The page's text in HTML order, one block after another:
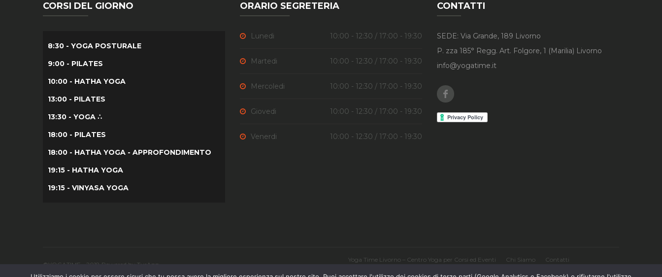
CORSI DEL GIORNO
8:30 - YOGA POSTURALE
9:00 - PILATES
10:00 - HATHA YOGA
13:00 - PILATES
13:30 - YOGA ∴
18:00 - PILATES
18:00 - HATHA YOGA - APPROFONDIMENTO
19:15 - HATHA YOGA
19:15 - VINYASA YOGA
ORARIO SEGRETERIA
Lunedi 10:00 - 12:30 / 17:00 - 19:30
Martedi 10:00 - 12:30 / 17:00 - 19:30
Mercoledi 10:00 - 12:30 / 17:00 - 19:30
Giovedi 10:00 - 12:30 / 17:00 - 19:30
Venerdi 10:00 - 12:30 / 17:00 - 19:30
CONTATTI
SEDE: Via Grande, 189 Livorno
P. zza 185° Regg. Art. Folgore, 1 (Marilia) Livorno
info@yogatime.it
©YOGATIME - 2018 Powered by TurApp
Yoga Time Livorno – Centro Yoga per Corsi ed Eventi Chi Siamo
Contatti